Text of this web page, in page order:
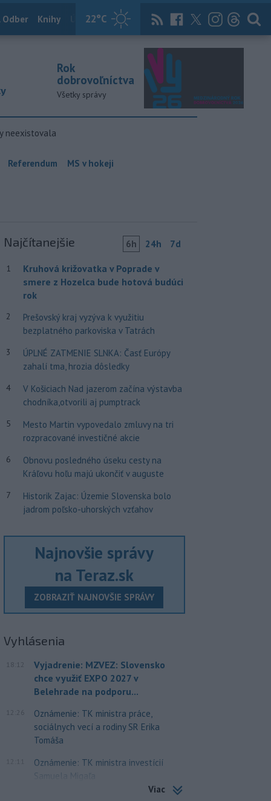
22°C
Odber Knihy Útulkovo Magazín News Now Archív
Rok
dobrovoľníctva
Všetky správy
neexistovala
Referendum MS v hokeji
Najčítanejšie 6h 24h 7d
1
Kruhová križovatka v Poprade v
smere z Hozelca bude hotová budúci
rok
2
Prešovský kraj vyzýva k využitiu
bezplatného parkoviska v Tatrách
3
ÚPLNÉ ZATMENIE SLNKA: Časť Európy
zahalí tma, hrozia dôsledky
4
V Košiciach Nad jazerom začína výstavba
chodníka,otvorili aj pumptrack
5
Mesto Martin vypovedalo zmluvy na tri
rozpracované investičné akcie
6
Obnovu posledného úseku cesty na
Kráľovu hoľu majú ukončiť v auguste
7
Historik Zajac: Územie Slovenska bolo
jadrom poľsko-uhorských vzťahov
Najnovšie správy
na Teraz.sk
ZOBRAZIŤ NAJNOVŠIE SPRÁVY
Vyhlásenia
18:12
Vyjadrenie: MZVEZ: Slovensko
chce využiť EXPO 2027 v
Belehrade na podporu...
12:26
Oznámenie: TK ministra práce,
sociálnych vecí a rodiny SR Erika
Tomáša
Oznámenie: TK ministra investícií
Samuela Migaľa
Viac